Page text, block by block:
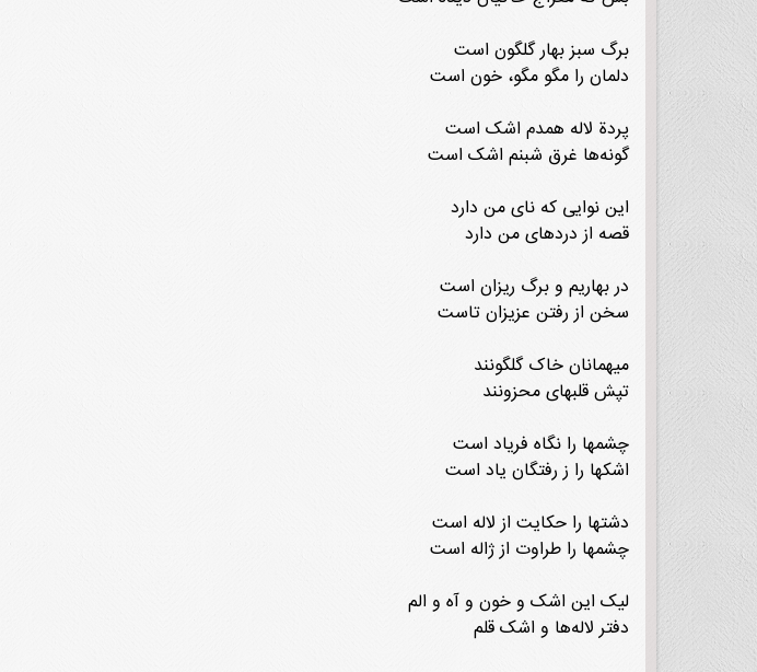
برگ سبز بهار گلگون است
دلمان را مگو مگو، خون است
پردة لاله همدم اشک است
گونه‌ها غرق شبنم اشک است
این نوایی که نای من دارد
قصه از دردهای من دارد
در بهاریم و برگ ریزان است
سخن از رفتن عزیزان تاست
میهمانان خاک گلگونند
تپش قلبهای محزونند
چشمها را نگاه فریاد است
اشکها را ز رفتگان یاد است
دشتها را حکایت از لاله است
چشمها را طراوت از ژاله است
لیک این اشک و خون و آه و الم
دفتر لاله‌ها و اشک قلم